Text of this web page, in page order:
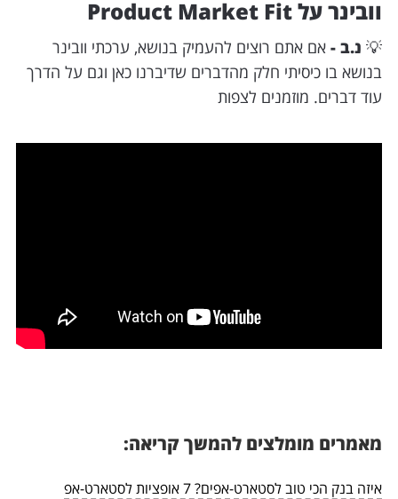
וובינר על Product Market Fit
💡 נ.ב - אם אתם רוצים להעמיק בנושא, ערכתי וובינר
בנושא בו כיסיתי חלק מהדברים שדיברנו כאן וגם על הדרך
עוד דברים. מוזמנים לצפות
מאמרים מומלצים להמשך קריאה:
איזה בנק הכי טוב לסטארט-אפים? 7 אופציות לסטארט-אפ